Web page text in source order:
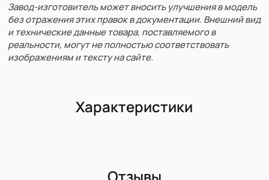
Завод-изготовитель может вносить улучшения в модель
без отражения этих правок в документации. Внешний вид
и технические данные товара, поставляемого в
реальности, могут не полностью соответствовать
изображениям и тексту на сайте.
Характеристики